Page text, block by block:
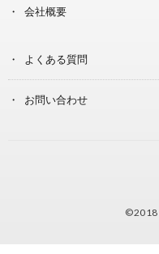
会社概要
よくある質問
お問い合わせ
©2018